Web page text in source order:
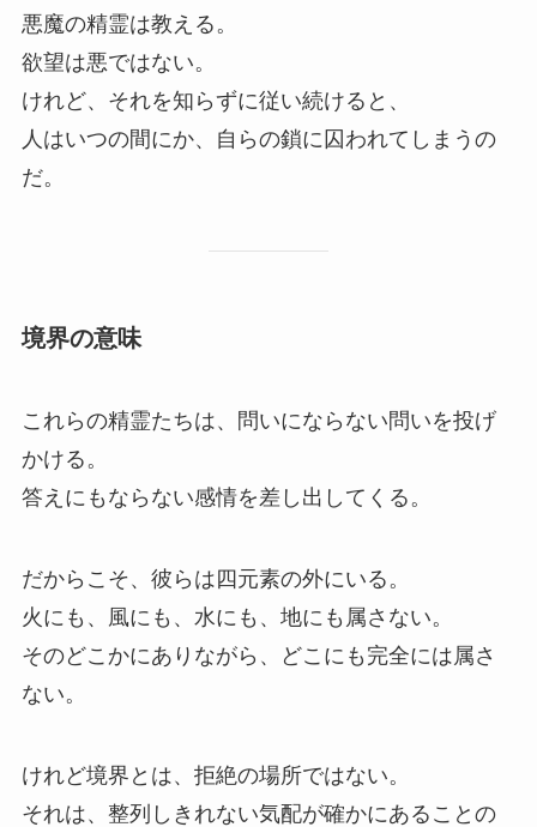
悪魔の精霊は教える。
欲望は悪ではない。
けれど、それを知らずに従い続けると、
人はいつの間にか、自らの鎖に囚われてしまうの
だ。
境界の意味
これらの精霊たちは、問いにならない問いを投げ
かける。
答えにもならない感情を差し出してくる。
だからこそ、彼らは四元素の外にいる。
火にも、風にも、水にも、地にも属さない。
そのどこかにありながら、どこにも完全には属さ
ない。
けれど境界とは、拒絶の場所ではない。
それは、整列しきれない気配が確かにあることの